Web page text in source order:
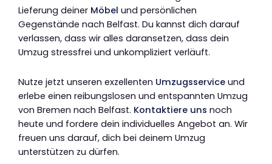
Lieferung deiner Möbel und persönlichen
Gegenstände nach Belfast. Du kannst dich darauf
verlassen, dass wir alles daransetzen, dass dein
Umzug stressfrei und unkompliziert verläuft.
Nutze jetzt unseren exzellenten Umzugsservice und
erlebe einen reibungslosen und entspannten Umzug
von Bremen nach Belfast. Kontaktiere uns noch
heute und fordere dein individuelles Angebot an. Wir
freuen uns darauf, dich bei deinem Umzug
unterstützen zu dürfen.